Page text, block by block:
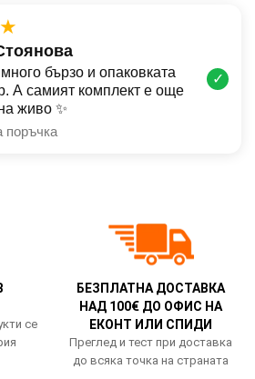
бързо и опаковката
А самият комплект е още
живо ✨
поръчка
✓
се
БЕЗПЛАТНА ДОСТАВКА
НАД 100€ ДО ОФИС НА
ЕКОНТ ИЛИ СПИДИ
Преглед и тест при доставка
до всяка точка на страната